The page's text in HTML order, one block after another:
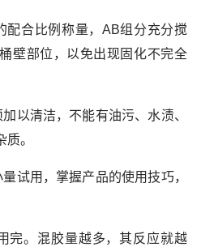
配合比例称量，AB组分充分搅
壁部位，以免出现固化不完全
以清洁，不能有油污、水渍、
。
试用，掌握产品的使用技巧，
完。混胶量越多，其反应就越